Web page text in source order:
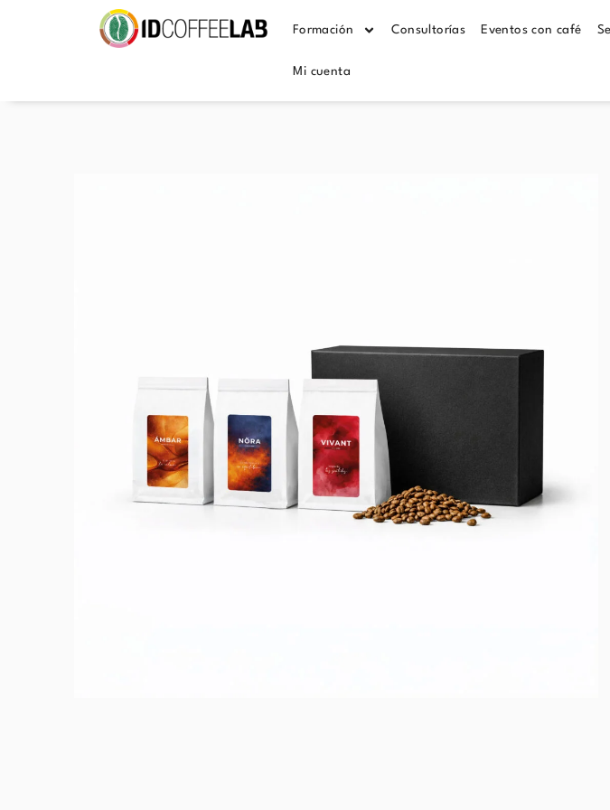
Formación Consultorías Eventos con café
Mi cuenta